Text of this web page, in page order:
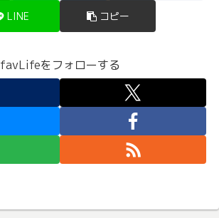
LINE コピー
favLifeをフォローする